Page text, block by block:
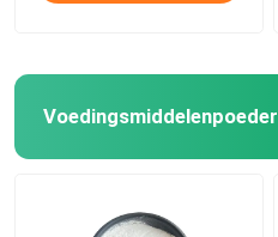
Voedingsmiddelenpoeder